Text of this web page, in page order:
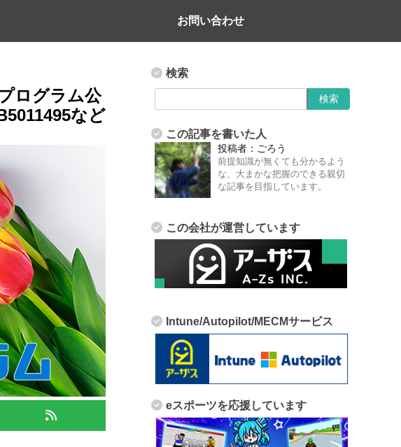
お問い合わせ
ログラム公
など
検索
この記事を書いた人
投稿者： ごろう
前提知識が無くても分かるよう
な、大まかな把握のできる親切
な記事を目指しています。
この会社が運営しています
Intune/Autopilot/MECMサービス
eスポーツを応援しています